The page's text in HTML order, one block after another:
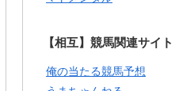
【相互】競馬関連サイト
俺の当たる競馬予想